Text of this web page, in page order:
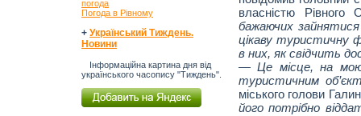
погода
Погода в Рівному
+ Український Тиждень.
Новини
Інформаційна картина дня від
українського часопису "Тиждень".
власністю
бажаючих
цікаву туристичну
в них, як свідчить
—Це місце, на
туристичним
міського голови
його потрібно